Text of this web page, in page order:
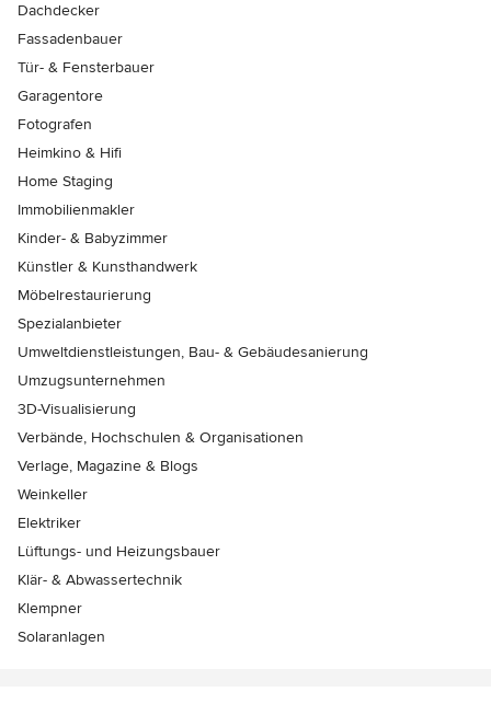
Dachdecker
Fassadenbauer
Tür- & Fensterbauer
Garagentore
Fotografen
Heimkino & Hifi
Home Staging
Immobilienmakler
Kinder- & Babyzimmer
Künstler & Kunsthandwerk
Möbelrestaurierung
Spezialanbieter
Umweltdienstleistungen, Bau- & Gebäudesanierung
Umzugsunternehmen
3D-Visualisierung
Verbände, Hochschulen & Organisationen
Verlage, Magazine & Blogs
Weinkeller
Elektriker
Lüftungs- und Heizungsbauer
Klär- & Abwassertechnik
Klempner
Solaranlagen